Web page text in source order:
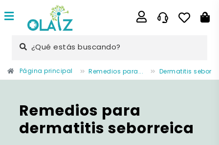
¿Qué estás buscando?
Página principal Remedios para... Dermatitis
Remedios para
dermatitis seborreica